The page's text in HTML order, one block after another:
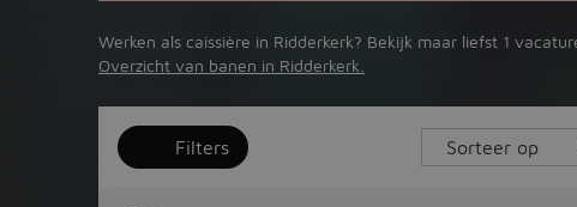
Werken als caissière in Ridderkerk? Bekijk maar liefst 1
Overzicht van banen in Ridderkerk.
Filters